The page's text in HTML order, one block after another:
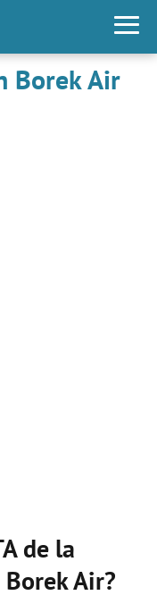
Borek Air
de la
Air?